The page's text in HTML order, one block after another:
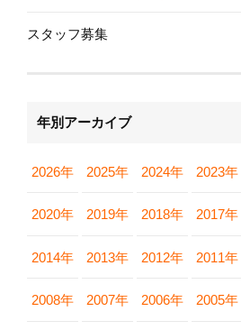
スタッフ募集
年別アーカイブ
2026年 2025年 2024年 2023年
2020年 2019年 2018年 2017年
2014年 2013年 2012年 2011年
2008年 2007年 2006年 2005年